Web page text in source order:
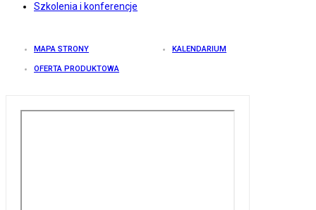
Szkolenia i konferencje
MAPA STRONY KALENDARIUM
OFERTA PRODUKTOWA